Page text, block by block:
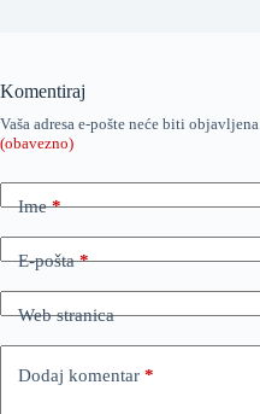
Komentiraj
Vaša adresa e-pošte neće biti
(obavezno)
Ime*
E-pošta*
Web stranica
Dodaj komentar *